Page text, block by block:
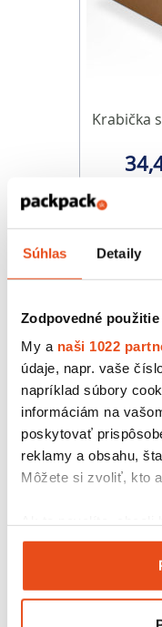
Súhlas Detaily
Zodpovedné
My a naši 1022
údaje, napr. vaše
napríklad súbory
informáciám na
poskytovať
reklamy a obsahu,
Môžete si zvoliť, kto
polohe s
Identifikovať
Krabička